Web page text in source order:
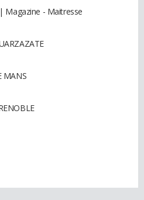
Magazine - Maitresse
MANS